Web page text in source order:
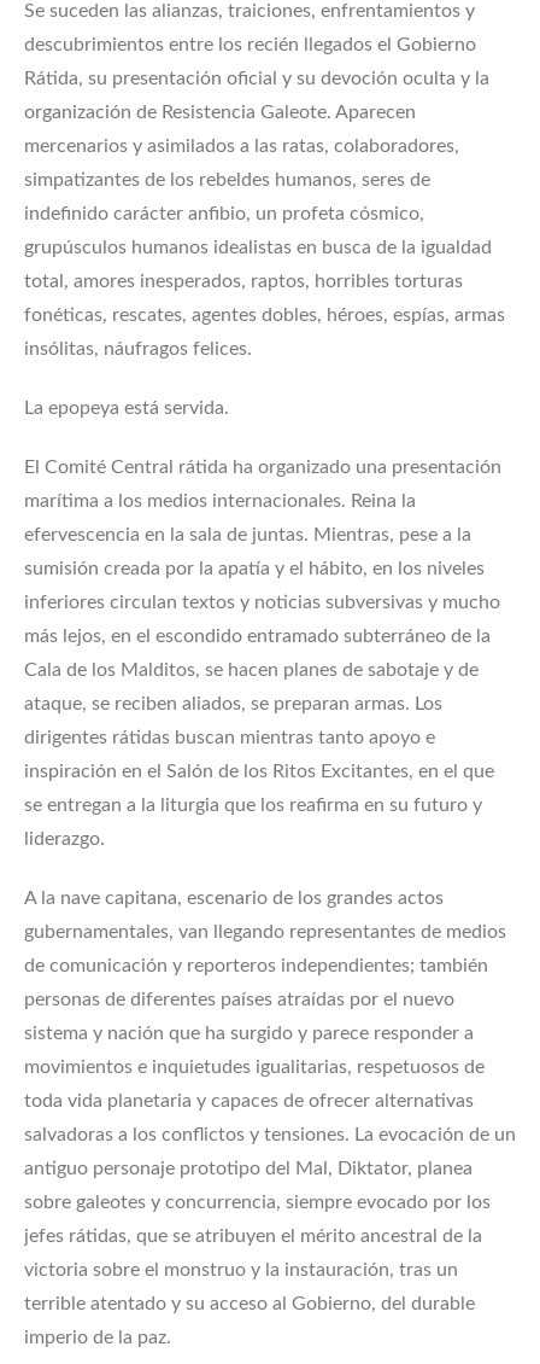
Se suceden las alianzas, traiciones, enfrentamientos y
descubrimientos entre los recién llegados el Gobierno
Rátida, su presentación oficial y su devoción oculta y la
organización de Resistencia Galeote. Aparecen
mercenarios y asimilados a las ratas, colaboradores,
simpatizantes de los rebeldes humanos, seres de
indefinido carácter anfibio, un profeta cósmico,
grupúsculos humanos idealistas en busca de la igualdad
total, amores inesperados, raptos, horribles torturas
fonéticas, rescates, agentes dobles, héroes, espías, armas
insólitas, náufragos felices.
La epopeya está servida.
El Comité Central rátida ha organizado una presentación
marítima a los medios internacionales. Reina la
efervescencia en la sala de juntas. Mientras, pese a la
sumisión creada por la apatía y el hábito, en los niveles
inferiores circulan textos y noticias subversivas y mucho
más lejos, en el escondido entramado subterráneo de la
Cala de los Malditos, se hacen planes de sabotaje y de
ataque, se reciben aliados, se preparan armas. Los
dirigentes rátidas buscan mientras tanto apoyo e
inspiración en el Salón de los Ritos Excitantes, en el que
se entregan a la liturgia que los reafirma en su futuro y
liderazgo.
A la nave capitana, escenario de los grandes actos
gubernamentales, van llegando representantes de medios
de comunicación y reporteros independientes; también
personas de diferentes países atraídas por el nuevo
sistema y nación que ha surgido y parece responder a
movimientos e inquietudes igualitarias, respetuosos de
toda vida planetaria y capaces de ofrecer alternativas
salvadoras a los conflictos y tensiones. La evocación de un
antiguo personaje prototipo del Mal, Diktator, planea
sobre galeotes y concurrencia, siempre evocado por los
jefes rátidas, que se atribuyen el mérito ancestral de la
victoria sobre el monstruo y la instauración, tras un
terrible atentado y su acceso al Gobierno, del durable
imperio de la paz.